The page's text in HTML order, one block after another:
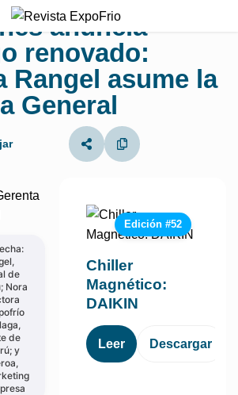
anuncia
renovado:
Rangel asume la
General
de
Nora
de
y
Edición #52
Chiller
Magnético:
DAIKIN
Leer Descargar